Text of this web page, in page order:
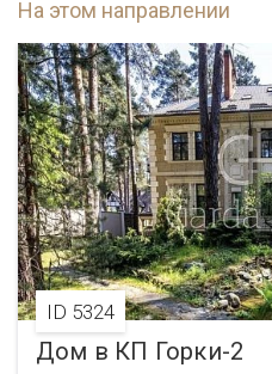
На этом направлении
ID 5324
Дом в КП Горки-2